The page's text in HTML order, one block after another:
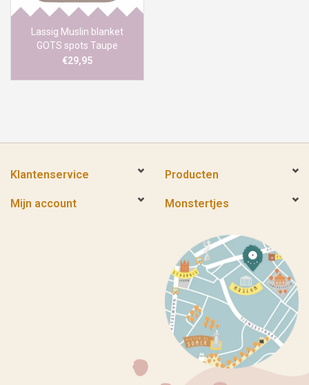
Lassig Muslin blanket
GOTS spots Taupe
€29,95
Klantenservice Producten
Mijn account Monstertjes